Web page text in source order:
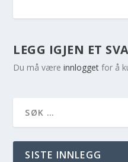
LEGG IGJEN ET
Du må væreinnlogget for å
SISTE INNLEGG